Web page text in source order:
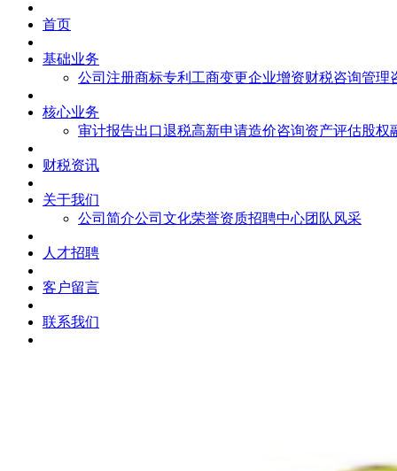
首页
基础业务
公司注册商标专利 工商变更企业增资财税咨询管理
核心业务
审计报告出口退税高新申请造价咨询资产评估股权
财税资讯
关于我们
公司简介公司文化荣誉资质招聘中心团队风采
人才招聘
客户留言
联系我们